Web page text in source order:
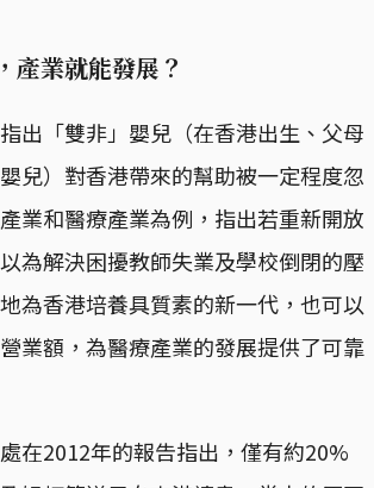
產業就能發展？
出「雙非」嬰兒（在香港出生、父母
兒）對香港帶來的幫助被一定程度忽
業和醫療產業為例，指出若重新開放
為解決困擾教師失業及學校倒閉的壓
為香港培養具質素的新一代，也可以
業額，為醫療產業的發展提供了可靠
在2012年的報告指出，僅有約20%